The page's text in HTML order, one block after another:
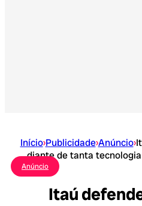
Início›Publicidade›Anúncio›
diante de tanta
Anúncio
Itaú